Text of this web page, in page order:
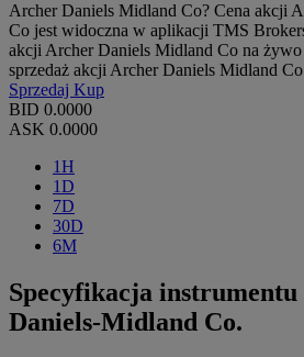
Archer Daniels Midland Co? Cena akcji
Co jest widoczna w aplikacji TMS
akcji Archer Daniels Midland Co na
sprzedaż akcji Archer Daniels Midland
Sprzedaj Kup
BID 0.0000
ASK 0.0000
1H
1D
7D
30D
6M
Specyfikacja
Daniels-Midland Co.